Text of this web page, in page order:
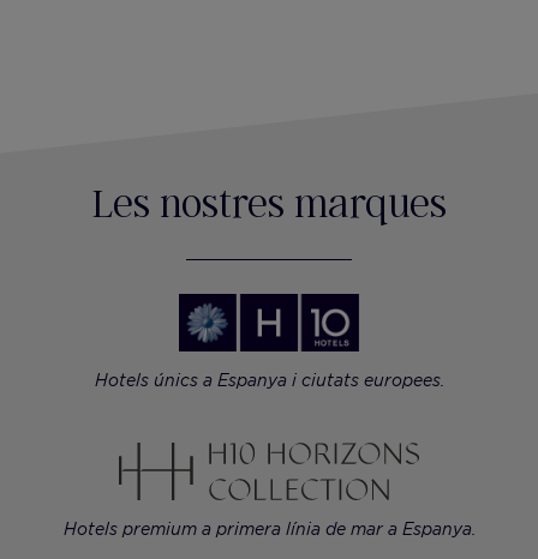
Les nostres marques
Hotels únics a Espanya i ciutats europees.
Hotels premium a primera línia de mar a Espanya.